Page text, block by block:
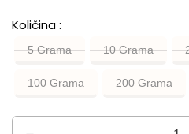
Količina
5 Grama 10 Grama
100 Grama 200 Grama